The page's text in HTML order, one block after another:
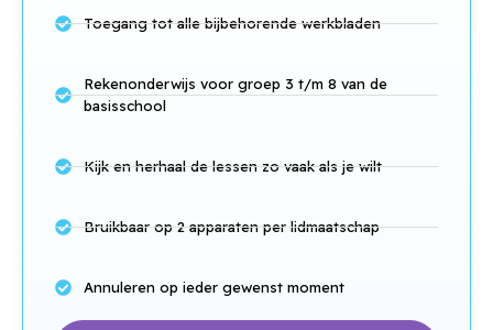
Toegang tot alle bijbehorende werkbladen
Rekenonderwijs voor groep 3 t/m 8 van de
basisschool
Kijk en herhaal de lessen zo vaak als je wilt
Bruikbaar op 2 apparaten per lidmaatschap
Annuleren op ieder gewenst moment